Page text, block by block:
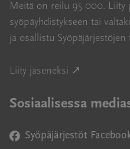
Meitä on reilu 95 000. Liity
syöpäyhdistykseen tai
ja osallistu
Liity jäseneksi ↗
Sosiaalisessa
Syöpäjärjestöt
Avautuu uuteen ikkunaan